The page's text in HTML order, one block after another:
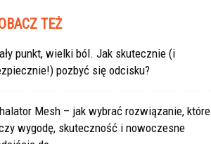
TEŻ
punkt, wielki ból. Jak skutecznie (i
pozbyć się odcisku?
Mesh – jak wybrać rozwiązanie, które
wygodę, skuteczność i nowoczesne